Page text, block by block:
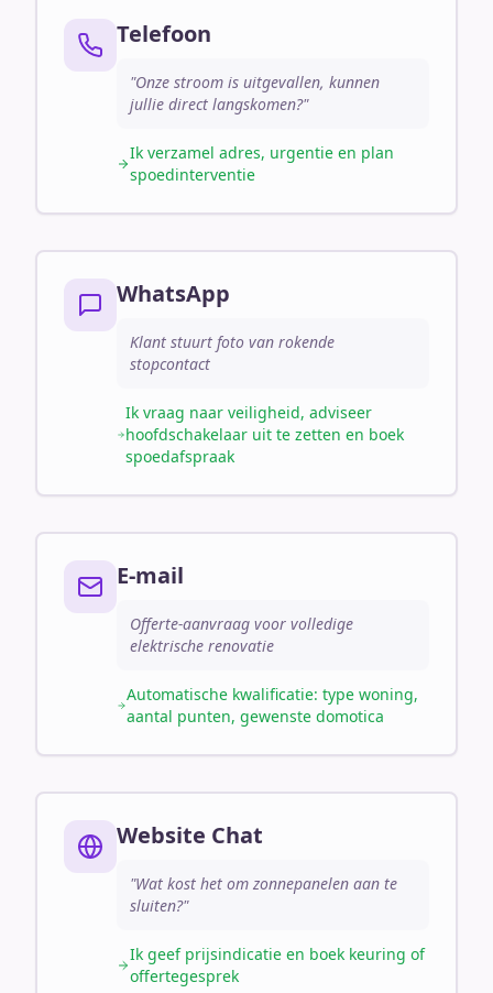
Telefoon
"Onze stroom is uitgevallen, kunnen
jullie direct langskomen?"
Ik verzamel adres, urgentie en plan
spoedinterventie
WhatsApp
Klant stuurt foto van rokende
stopcontact
Ik vraag naar veiligheid, adviseer
hoofdschakelaar uit te zetten en boek
spoedafspraak
E-mail
Offerte-aanvraag voor volledige
elektrische renovatie
Automatische kwalificatie: type woning,
aantal punten, gewenste domotica
Website Chat
"Wat kost het om zonnepanelen aan te
sluiten?"
Ik geef prijsindicatie en boek keuring of
offertegesprek